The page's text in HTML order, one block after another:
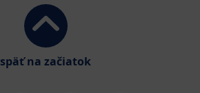
späť na začiatok